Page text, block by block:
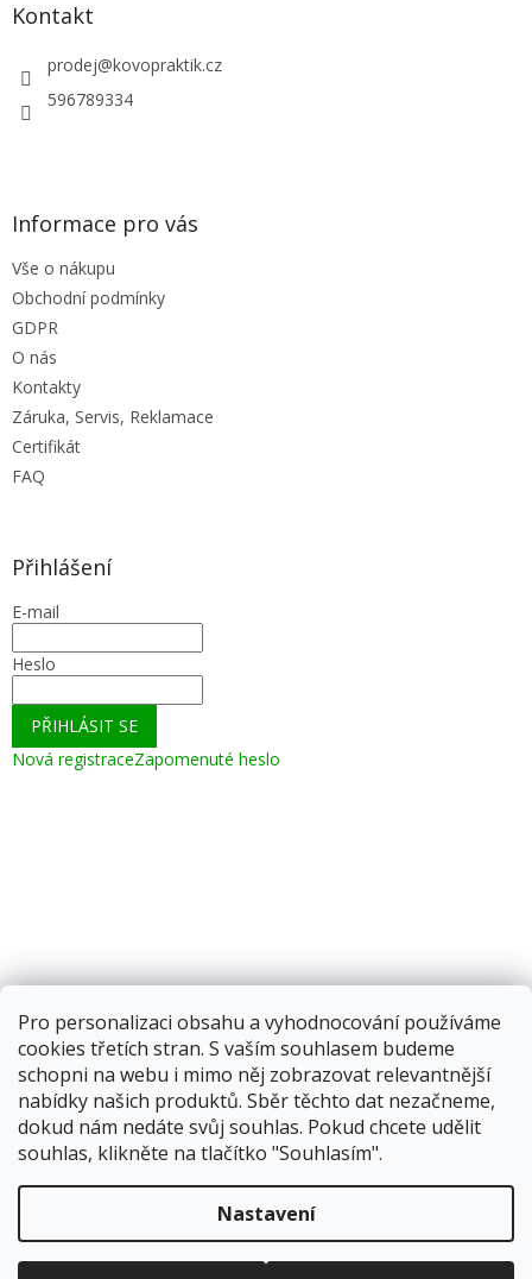
Pro personalizaci obsahu a vyhodnocování používáme
cookies třetích stran. S vaším souhlasem budeme
schopni na webu i mimo něj zobrazovat relevantnější
nabídky našich produktů. Sběr těchto dat nezačneme,
dokud nám nedáte svůj souhlas. Pokud chcete udělit
souhlas, klikněte na tlačítko "Souhlasím".
Nastavení
Kontakt
prodej@kovopraktik.cz
596789334
Informace pro vás
Vše o nákupu
Obchodní podmínky
GDPR
O nás
Kontakty
Záruka, Servis, Reklamace
Certifikát
FAQ
Přihlášení
E-mail
Heslo
PŘIHLÁSIT SE
Nová registraceZapomenuté heslo
. Všechna práva vyhrazena.